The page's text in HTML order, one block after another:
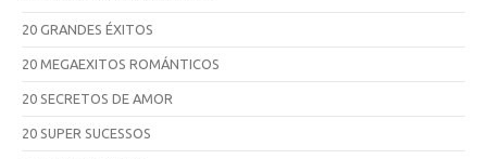
20 GRANDES ÉXITOS
20 MEGAEXITOS ROMÁNTICOS
20 SECRETOS DE AMOR
20 SUPER SUCESSOS